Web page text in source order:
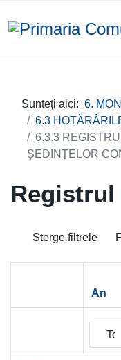
Sunteți aici: 6.
6.3
6.3.3
ȘEDINȚELOR
Sterge filtrele
An